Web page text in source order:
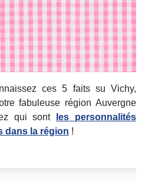
ces 5 faits su Vichy,
fabuleuse région Auvergne
qui sont
les personnalités
dans la région !